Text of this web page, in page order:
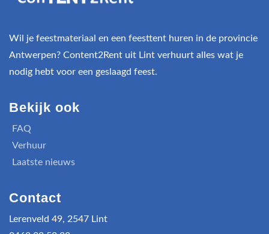
Wil je feestmateriaal en een feesttent huren in de provincie
Antwerpen? Content2Rent uit Lint verhuurt alles wat je
nodig hebt voor een geslaagd feest.
Bekijk ook
FAQ
Verhuur
Laatste nieuws
Contact
Lerenveld 49, 2547 Lint